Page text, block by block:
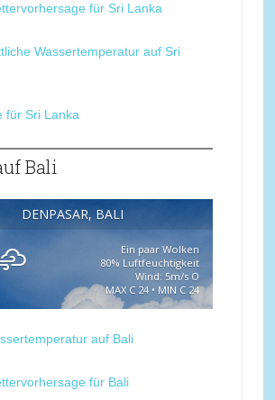
für Sri Lanka
Wassertemperatur auf Sri
für Sri Lanka
Bali
DENPASAR, BALI
Ein paar Wolken
80% Luftfeuchtigkeit
Wind: 5m/s O
MAX C 24 • MIN C 24
auf Bali
für Bali